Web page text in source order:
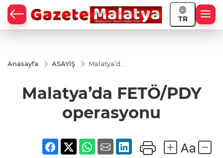
TR
Anasayfa ASAYİŞ
Malatya’da
Malatya’da FETÖ/PDY
operasyonu